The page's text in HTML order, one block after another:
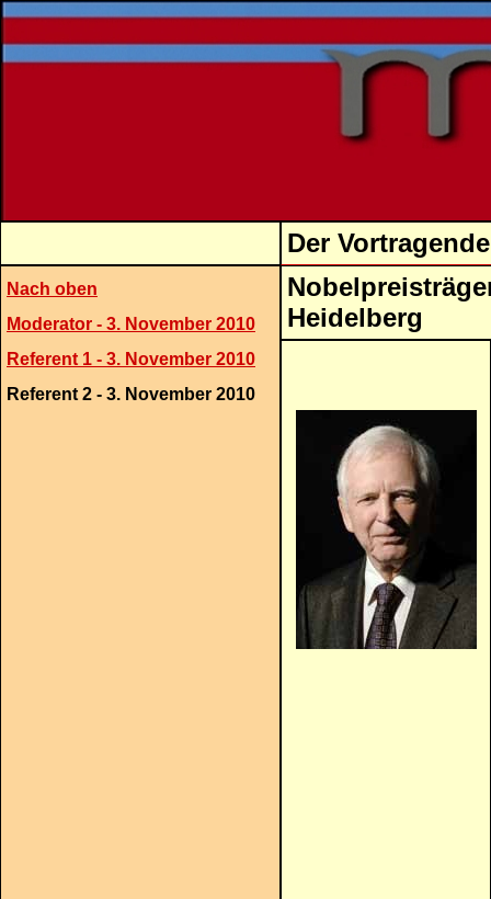
Der
Nach oben
Moderator - 3. November 2010
Referent 1 - 3. November 2010
Referent 2 - 3. November 2010